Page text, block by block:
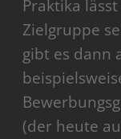
Praktika
Zielgruppe
gibt es dann
(der heute